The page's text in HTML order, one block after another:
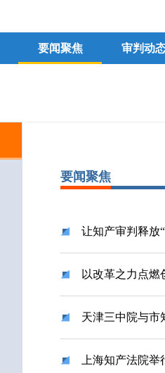
要闻聚焦 审判动
要闻聚焦
让知产审判释放
以改革之力点燃
天津三中院与市
上海知产法院